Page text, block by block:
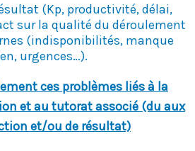
(Kp, productivité, délai,
sur la qualité du déroulement
(indisponibilités, manque
urgences…).
ces problèmes liés à la
et au tutorat associé (du aux
et/ou de résultat)